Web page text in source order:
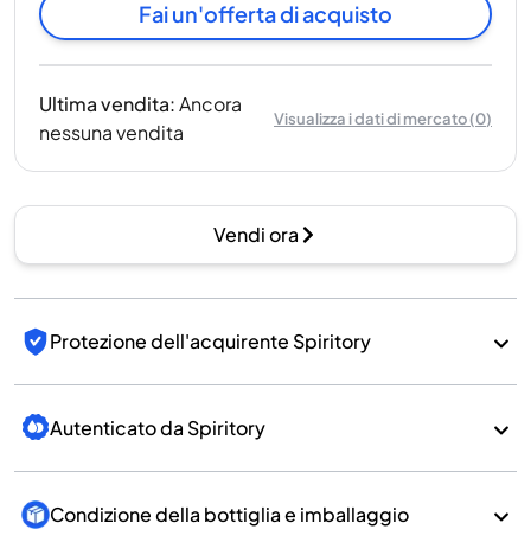
Fai un'offerta di acquisto
Ultima vendita:Ancora
nessuna vendita
Visualizza i dati di mercato(0)
Vendi ora
Protezione dell'acquirente Spiritory
Autenticato da Spiritory
Condizione della bottiglia e imballaggio